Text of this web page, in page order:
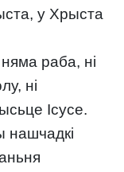
у Хрыста
раба, ні
ні
Ісусе.
нашчадкі